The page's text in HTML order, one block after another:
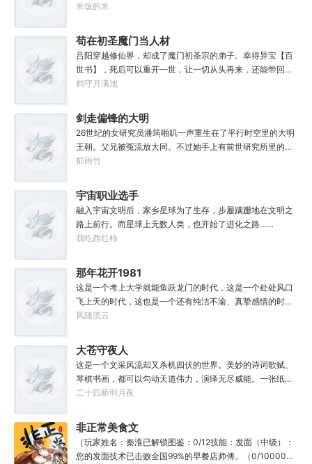
经不是年轻时候的他了。混账了半辈子，这回他想好好来过
他也没什么大理想大志向，只想挽回遗憾，跟老婆好好过日
子，一家子平安喜乐就好。
米饭的米
苟在初圣魔门当人材
吕阳穿越修仙界，却成了魔门初圣宗的弟子。幸得异宝【百
世书】，死后可以重开一世，让一切从头再来，还能带回前
世的宝物，修为，寿命，甚至觉醒特殊的天赋。奈何次数有
定先在魔门苟住，一世世苦修，不成仙不出山，奈何魔门凶
险异常，遍地都是人材。第一世，吕阳惨遭师姐暗算。第二
世，好不容易反杀师姐，又遭师兄毒手。第三世，第四
世……直到百世之后，再回首，吕阳才发现自己已经成为了
一代魔道巨擘，初圣宗里最畜生的那一个。“魔门个个都是人
鹤守月满池
剑走偏锋的大明
26世纪的女研究员潘筠啪叽一声重生在了平行时空里的大明
王朝。父兄被冤流放大同。不过她手上有前世研究所里的镇
馆神器——灵境！为救家人，潘筠化身道观小道士，仗剑提
度牒。潘筠大剑拍上去：闭嘴，信不信扣你鱼仔。
郁雨竹
宇宙职业选手
融入宇宙文明后，家乡星球为了生存，步履蹒跚地在文明之
路上前行。而星球上无数人类，也开始了进化之路……
我吃西红柿
那年花开1981
这是一个考上大学就能鱼跃龙门的时代，这是一个处处风口
飞上天的时代，这也是一个还有纯洁不渝、真挚感情的时
代；只不过李野刚刚来到这个时代，却被劝着放弃高考进厂
冲刺型选手会考不上？那岂不是辜负了那么多年体育老师的
教导？”
风随流云
大苍守夜人
这是一个文采风流却又杀机四伏的世界。美妙的诗词歌赋、
琴棋书画，都可以勾动天道伟力，演绎无尽威能。一张纸可
封万载凶谷，一滴墨可将三千里海域化为永夜。林苏进入这
人毕生难以触摸的天花板，敢与诸子百家圣人争道。精智
计，察人心，演绎兵法三十六计，弹指间可换一国之君。不
知者谓他情种，知他者，言他为真性情。
二十四桥明月夜
非正常美食文
［玩家姓名：秦淮已解锁图鉴：0/12技能：发面（中级）：
您的发面技术已击败全国99%的早餐店师傅。（0/10000）